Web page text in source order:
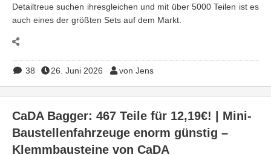
Detailtreue suchen ihresgleichen und mit über 5000 Teilen ist es
auch eines der größten Sets auf dem Markt.
38 26. Juni 2026 von Jens
CaDA Bagger: 467 Teile für 12,19€! | Mini-
Baustellenfahrzeuge enorm günstig –
Klemmbausteine von CaDA